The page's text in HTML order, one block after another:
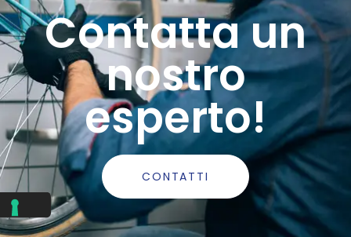
Contatta un
nostro
esperto!
CONTATTI